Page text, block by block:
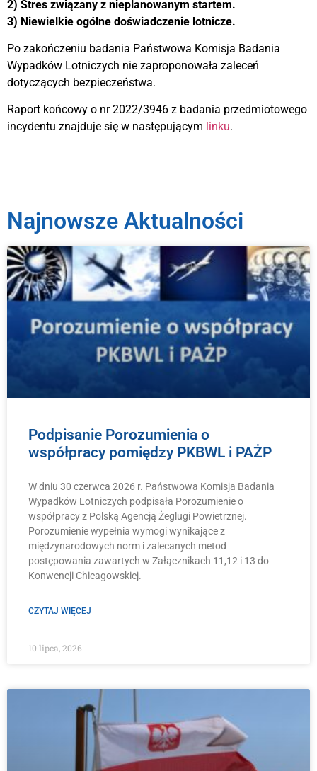
2) Stres związany z nieplanowanym startem.
3) Niewielkie ogólne doświadczenie lotnicze.
Po zakończeniu badania Państwowa Komisja Badania
Wypadków Lotniczych nie zaproponowała zaleceń
dotyczących bezpieczeństwa.
Raport końcowy o nr 2022/3946 z badania przedmiotowego
incydentu znajduje się w następującym linku.
Najnowsze Aktualności
Podpisanie Porozumienia o
współpracy pomiędzy PKBWL i PAŻP
W dniu 30 czerwca 2026 r. Państwowa Komisja Badania
Wypadków Lotniczych podpisała Porozumienie o
współpracy z Polską Agencją Żeglugi Powietrznej.
Porozumienie wypełnia wymogi wynikające z
międzynarodowych norm i zalecanych metod
postępowania zawartych w Załącznikach 11,12 i 13 do
Konwencji Chicagowskiej.
CZYTAJ WIĘCEJ
10 lipca, 2026